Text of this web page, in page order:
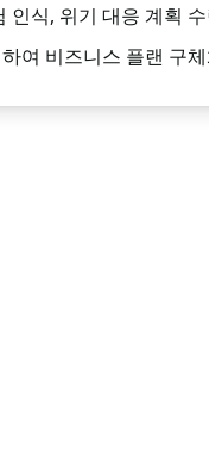
인식, 위기 대응 계획
여 비즈니스 플랜 구